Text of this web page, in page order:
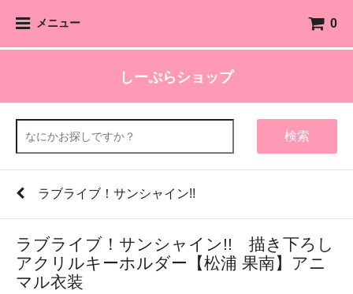
メニュー 0
しーぷらショップ
検索
ラブライブ！サンシャイン!!
ラブライブ！サンシャイン!! 描き下ろし
アクリルキーホルダー【松浦 果南】アニ
マル衣装